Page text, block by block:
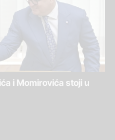
i Momirovića stoji u